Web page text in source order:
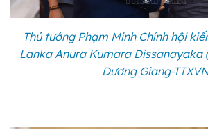
Thủ tướng Phạm Minh Chính hội
Lanka Anura Kumara Dissanayaka
Dương Giang-